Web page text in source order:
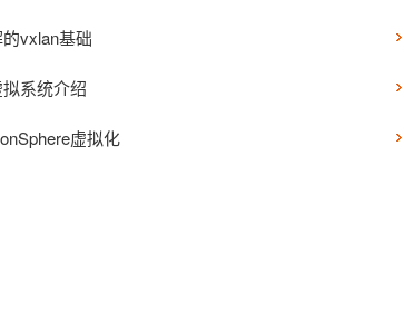
vxlan基础
系统介绍
虚拟化